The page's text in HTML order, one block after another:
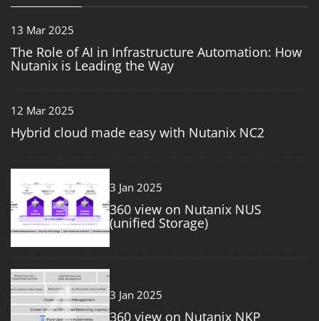
13 Mar 2025
The Role of AI in Infrastructure Automation: How
Nutanix is Leading the Way
12 Mar 2025
Hybrid cloud made easy with Nutanix NC2
3 3 Jan 2025
360 view on Nutanix NUS
(unified Storage)
4 3 Jan 2025
360 view on Nutanix NKP